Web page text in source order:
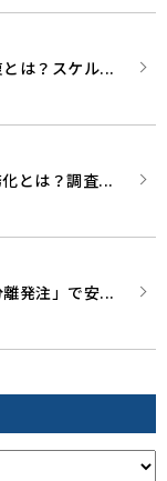
は？スケル...
とは？調査...
発注」で安...